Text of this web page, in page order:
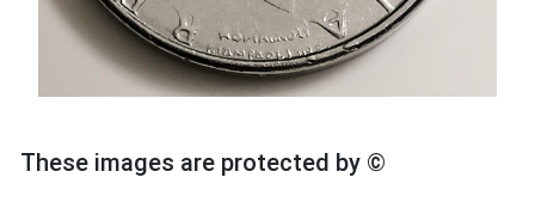
These images are protected by ©